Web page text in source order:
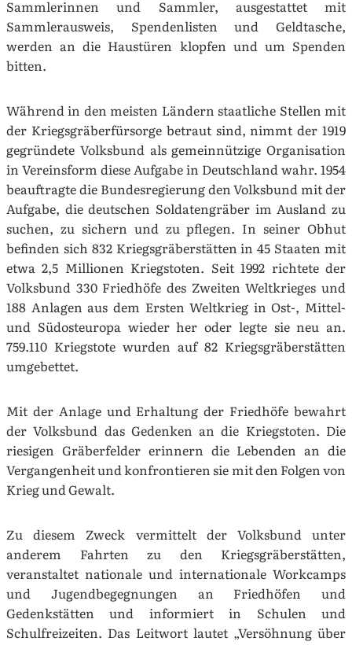
Sammlerinnen und Sammler, ausgestattet mit
Sammlerausweis, Spendenlisten und Geldtasche,
werden an die Haustüren klopfen und um Spenden
bitten.
Während in den meisten Ländern staatliche Stellen mit
der Kriegsgräberfürsorge betraut sind, nimmt der 1919
gegründete Volksbund als gemeinnützige Organisation
in Vereinsform diese Aufgabe in Deutschland wahr. 1954
beauftragte die Bundesregierung den Volksbund mit der
Aufgabe, die deutschen Soldatengräber im Ausland zu
suchen, zu sichern und zu pflegen. In seiner Obhut
befinden sich 832 Kriegsgräberstätten in 45 Staaten mit
etwa 2,5 Millionen Kriegstoten. Seit 1992 richtete der
Volksbund 330 Friedhöfe des Zweiten Weltkrieges und
188 Anlagen aus dem Ersten Weltkrieg in Ost-, Mittel-
und Südosteuropa wieder her oder legte sie neu an.
759.110 Kriegstote wurden auf 82 Kriegsgräberstätten
umgebettet.
Mit der Anlage und Erhaltung der Friedhöfe bewahrt
der Volksbund das Gedenken an die Kriegstoten. Die
riesigen Gräberfelder erinnern die Lebenden an die
Vergangenheit und konfrontieren sie mit den Folgen von
Krieg und Gewalt.
Zu diesem Zweck vermittelt der Volksbund unter
anderem Fahrten zu den Kriegsgräberstätten,
veranstaltet nationale und internationale Workcamps
und Jugendbegegnungen an Friedhöfen und
Gedenkstätten und informiert in Schulen und
Schulfreizeiten. Das Leitwort lautet „Versöhnung über